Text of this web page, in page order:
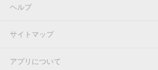
ヘルプ
サイトマップ
アプリについて